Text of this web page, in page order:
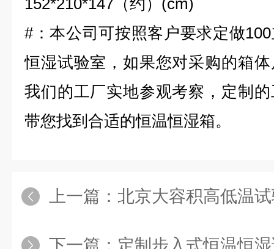
152*210*147（约）(cm)
#：本公司可按照客户要求定做
恒湿试验室，如果您对采购的箱
我们的工厂实地参观考察，定制
带您找到合适的恒温恒湿箱。
上一篇： 北京大容积高低温
下一篇： 定制步入式恒温恒